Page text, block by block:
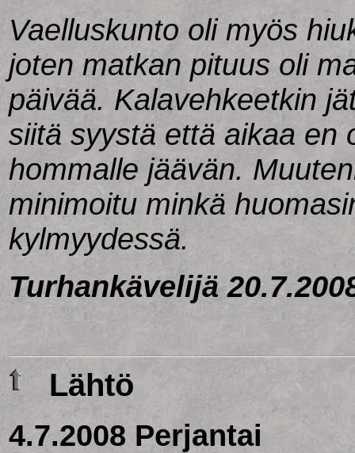
Vaelluskunto oli myös
joten matkan pituus oli
päivää. Kalavehkeetkin
siitä syystä että aikaa en
hommalle jäävän.
minimoitu minkä
kylmyydessä.
Turhankävelijä
Lähtö
4.7.2008 Perjantai